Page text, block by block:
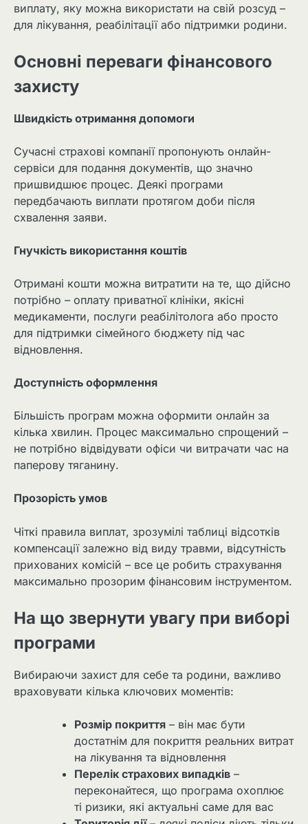
виплату, яку можна використати на свій розсуд –
для лікування, реабілітації або підтримки родини.
Основні переваги фінансового
захисту
Швидкість отримання допомоги
Сучасні страхові компанії пропонують онлайн-
сервіси для подання документів, що значно
пришвидшює процес. Деякі програми
передбачають виплати протягом доби після
схвалення заяви.
Гнучкість використання коштів
Отримані кошти можна витратити на те, що дійсно
потрібно – оплату приватної клініки, якісні
медикаменти, послуги реабілітолога або просто
для підтримки сімейного бюджету під час
відновлення.
Доступність оформлення
Більшість програм можна оформити онлайн за
кілька хвилин. Процес максимально спрощений –
не потрібно відвідувати офіси чи витрачати час на
паперову тяганину.
Прозорість умов
Чіткі правила виплат, зрозумілі таблиці відсотків
компенсації залежно від виду травми, відсутність
прихованих комісій – все це робить страхування
максимально прозорим фінансовим інструментом.
На що звернути увагу при виборі
програми
Вибираючи захист для себе та родини, важливо
враховувати кілька ключових моментів:
Розмір покриття – він має бути
достатнім для покриття реальних витрат
на лікування та відновлення
Перелік страхових випадків –
переконайтеся, що програма охоплює
ті ризики, які актуальні саме для вас